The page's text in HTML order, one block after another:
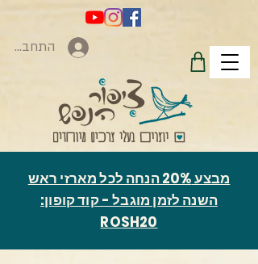
התחברות
מבצע 20% הנחה לכל מארזי ראש
השנה לזמן מוגבל - קוד קופון:
ROSH20